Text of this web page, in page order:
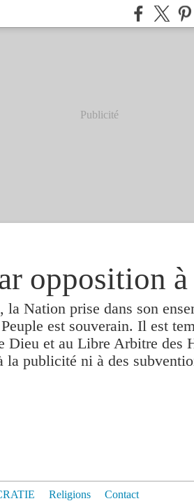
Publicité
opposition
Nation prise dans son
est souverain. Il est
Dieu et au Libre Arbitre des
la publicité ni à des
Religions Contact